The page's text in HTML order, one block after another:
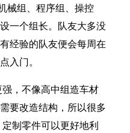
械组、程序组、操控
一个组长。队友大多没
经验的队友便会每周在
入门。
，不像高中组造车材
要改造结构，所以很多
制零件可以更好地利